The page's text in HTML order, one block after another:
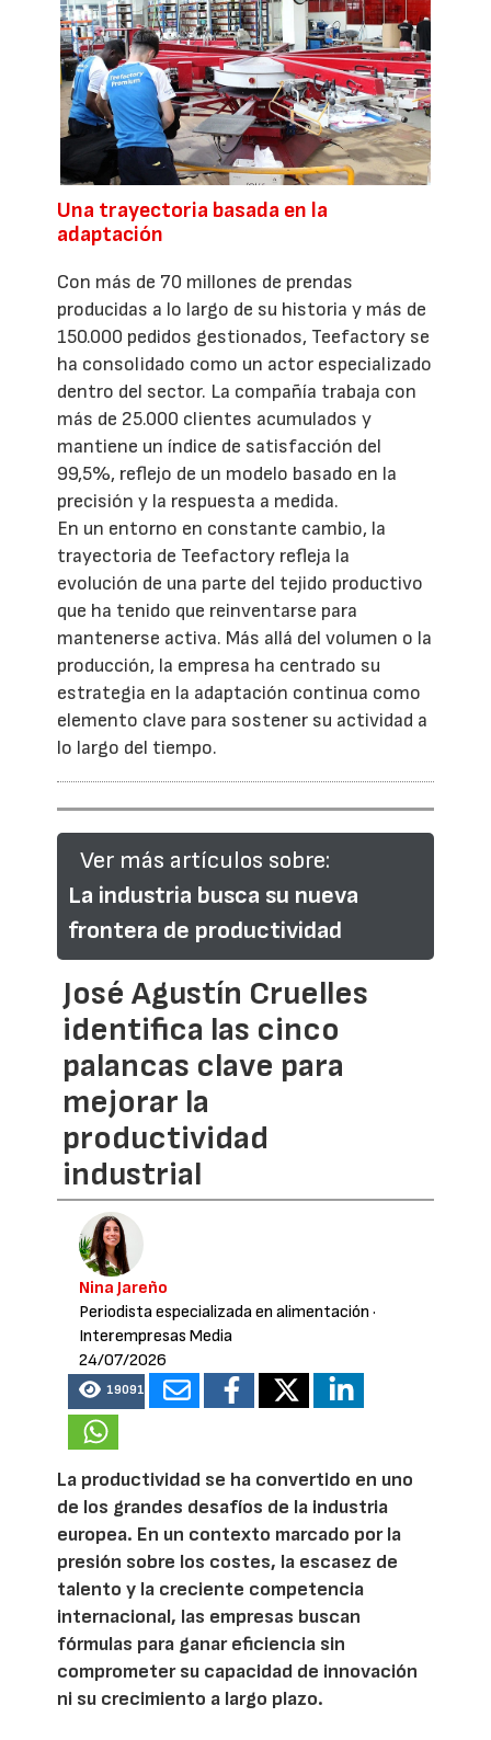
Una trayectoria basada en la
adaptación
Con más de 70 millones de prendas
producidas a lo largo de su historia y más de
150.000 pedidos gestionados, Teefactory se
ha consolidado como un actor especializado
dentro del sector. La compañía trabaja con
más de 25.000 clientes acumulados y
mantiene un índice de satisfacción del
99,5%, reflejo de un modelo basado en la
precisión y la respuesta a medida.
En un entorno en constante cambio, la
trayectoria de Teefactory refleja la
evolución de una parte del tejido productivo
que ha tenido que reinventarse para
mantenerse activa. Más allá del volumen o la
producción, la empresa ha centrado su
estrategia en la adaptación continua como
elemento clave para sostener su actividad a
lo largo del tiempo.
Ver más artículos sobre:
La industria busca su nueva
frontera de productividad
José Agustín Cruelles
identifica las cinco
palancas clave para
mejorar la
productividad
industrial
Nina Jareño
Periodista especializada en alimentación ·
Interempresas Media
24/07/2026
19091
La productividad se ha convertido en uno
de los grandes desafíos de la industria
europea. En un contexto marcado por la
presión sobre los costes, la escasez de
talento y la creciente competencia
internacional, las empresas buscan
fórmulas para ganar eficiencia sin
comprometer su capacidad de innovación
ni su crecimiento a largo plazo.